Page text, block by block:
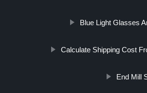
Blue Light Glasses
Calculate Shipping Cost
End Mill